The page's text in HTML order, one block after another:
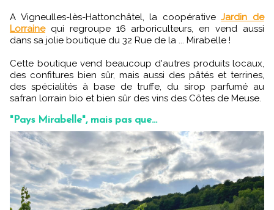
A Vigneulles-lès-Hattonchâtel, la coopérativeJardin de
Lorrainequi regroupe 16 arboriculteurs, en vend aussi
dans sa jolie boutique du 32 Rue de la ... Mirabelle !
Cette boutique vend beaucoup d'autres produits locaux,
des confitures bien sûr, mais aussi des pâtés et terrines,
des spécialités à base de truffe, du sirop parfumé au
safran lorrain bio et bien sûr des vins des Côtes de Meuse.
"Pays Mirabelle", mais pas que...